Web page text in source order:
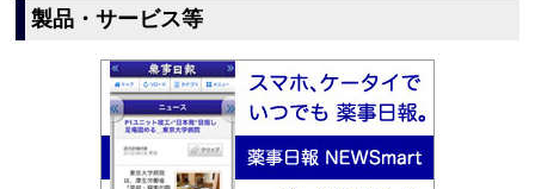
製品・サービス等